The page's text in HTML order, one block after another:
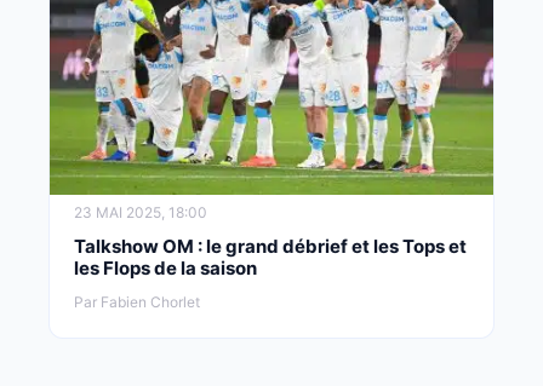
23 MAI 2025, 18:00
Talkshow OM : le grand débrief et les Tops et
les Flops de la saison
Par Fabien Chorlet